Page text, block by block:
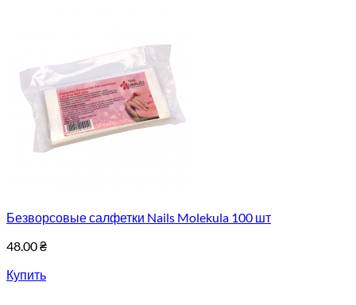
Безворсовые салфетки Nails Molekula 100 шт
48.00₴
Купить